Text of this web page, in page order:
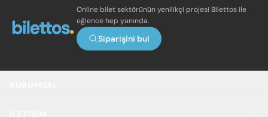
Online bilet sektörünün yenilikçi projesi Bilettos ile
eğlence hep yanında.
Siparişini bul